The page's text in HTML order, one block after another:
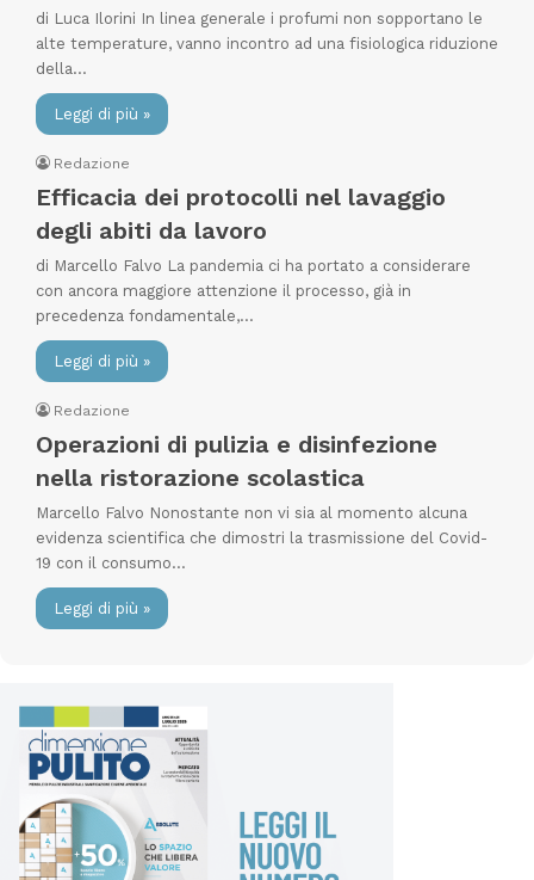
di Luca Ilorini In linea generale i profumi non sopportano le
alte temperature, vanno incontro ad una fisiologica riduzione
della…
Leggi di più »
Redazione
Efficacia dei protocolli nel lavaggio
degli abiti da lavoro
di Marcello Falvo La pandemia ci ha portato a considerare
con ancora maggiore attenzione il processo, già in
precedenza fondamentale,…
Leggi di più »
Redazione
Operazioni di pulizia e disinfezione
nella ristorazione scolastica
Marcello Falvo Nonostante non vi sia al momento alcuna
evidenza scientifica che dimostri la trasmissione del Covid-
19 con il consumo…
Leggi di più »